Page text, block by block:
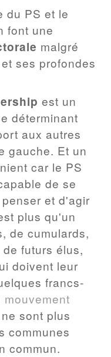
du PS et le
font une
malgré
ses profondes
est un
déterminant
aux autres
gauche. Et un
car le PS
de se
et d'agir
plus qu'un
de cumulards,
futurs élus,
doivent leur
francs-
mouvement
sont plus
communes
commun.